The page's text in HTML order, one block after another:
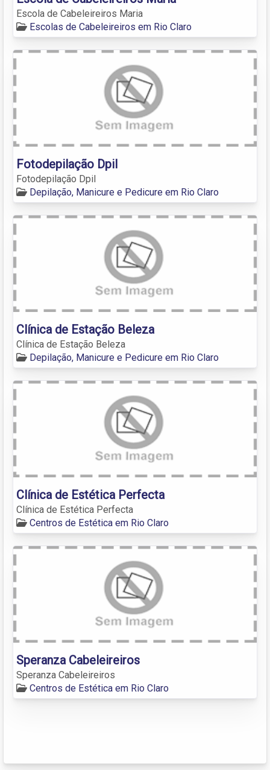
Escola de Cabeleireiros Maria
Escolas de Cabeleireiros em Rio Claro
Fotodepilação Dpil
Fotodepilação Dpil
Depilação, Manicure e Pedicure em Rio Claro
Clínica de Estação Beleza
Clínica de Estação Beleza
Depilação, Manicure e Pedicure em Rio Claro
Clínica de Estética Perfecta
Clínica de Estética Perfecta
Centros de Estética em Rio Claro
Speranza Cabeleireiros
Speranza Cabeleireiros
Centros de Estética em Rio Claro